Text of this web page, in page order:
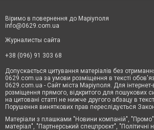
Віримо в повернення до Маріуполя
info@0629.com.ua
Журналисты сайта
+38 (096) 91 303 68
Допускається цитування матеріалів без
0629.com.ua за умови розміщення в тексті
0629.com.ua - Сайт міста Маріуполя. Для
розміщення прямого, відкритого для пошукових
на цитовані статті не нижче другого абзацу в
Порушення виняткових прав переслідується
Матеріали з плашками "Новини компаній",
матеріал", "Партнерський спецпроєкт", "Політичні